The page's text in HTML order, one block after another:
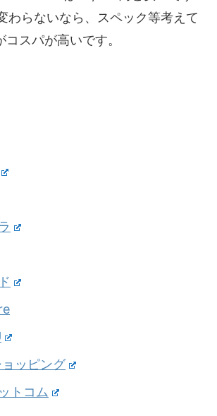
わらないなら、スペック等考えて
スパが高いです。
ッピング
トコム